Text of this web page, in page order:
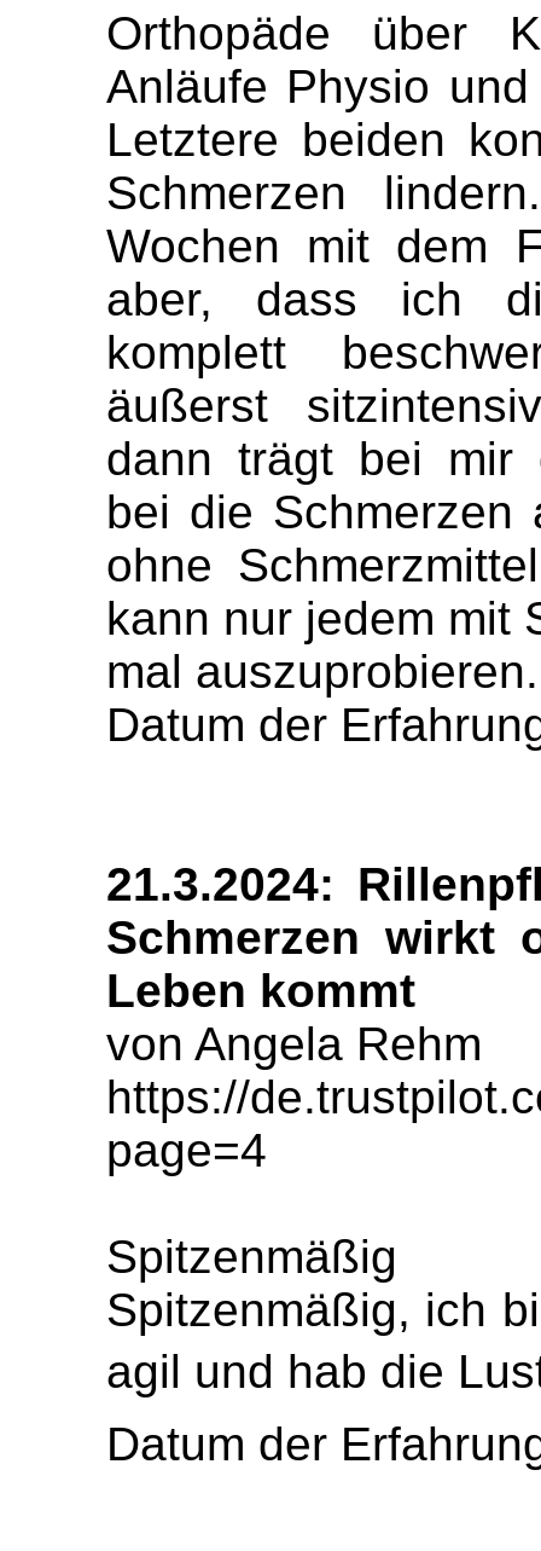
Orthopäde über
Anläufe Physio
Letztere beiden
Schmerzen
Wochen mit dem
aber, dass ich
komplett
äußerst
dann trägt bei mir
bei die Schmerzen
ohne
kann nur jedem mit
mal auszuprobieren.
Datum der
21.3.2024:
Schmerzen wirkt
Leben kommt
von Angela Rehm
https://
page=4
Spitzenmäßig
Spitzenmäßig, ich
agil und hab die
Datum der